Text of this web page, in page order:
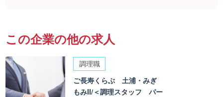
この企業の他の求人
調理職
ご長寿くらぶ 土浦・みぎ
もみII/＜調理スタッフ パー